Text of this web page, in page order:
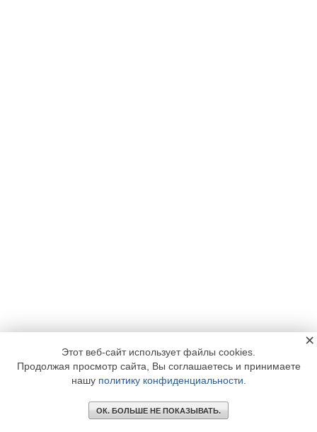
Этот веб-сайт использует файлы cookies.
Продолжая просмотр сайта, Вы соглашаетесь и принимаете
нашу политику конфиденциальности
ОК. БОЛЬШЕ НЕ ПОКАЗЫВАТЬ.
×